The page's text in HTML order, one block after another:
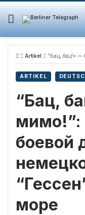
Skip
content
Artikel “Бац, бац!» — И
ARTIKEL
“Бац,
мимо!”:
боевой
море